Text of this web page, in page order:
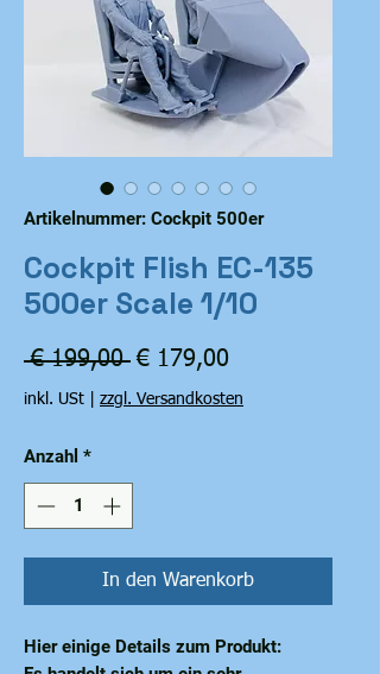
Artikelnummer: Cockpit 500er
Cockpit Flish EC-135
500er Scale 1/10
€ 199,00 Standardpreis
€ 179,00Sale-
Preis
inkl. USt zzgl. Versandkosten
Anzahl *
In den Warenkorb
Hier einige Details zum Produkt: